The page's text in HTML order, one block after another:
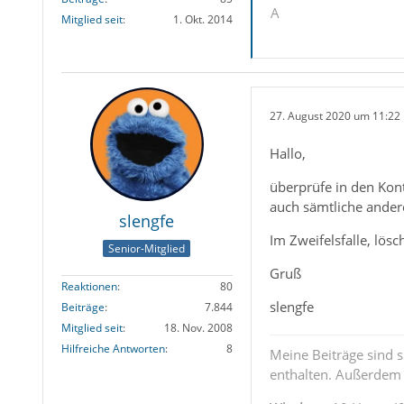
Mitglied seit
1. Okt. 2014
A
slengfe
Senior-Mitglied
Reaktionen
80
Beiträge
7.844
Mitglied seit
18. Nov. 2008
Hilfreiche Antworten
8
27. August 2020 um 11:22
Hallo,
überprüfe in den
auch sämtliche
Im Zweifelsfalle,
Gruß
slengfe
Meine Beiträge sind
enthalten.